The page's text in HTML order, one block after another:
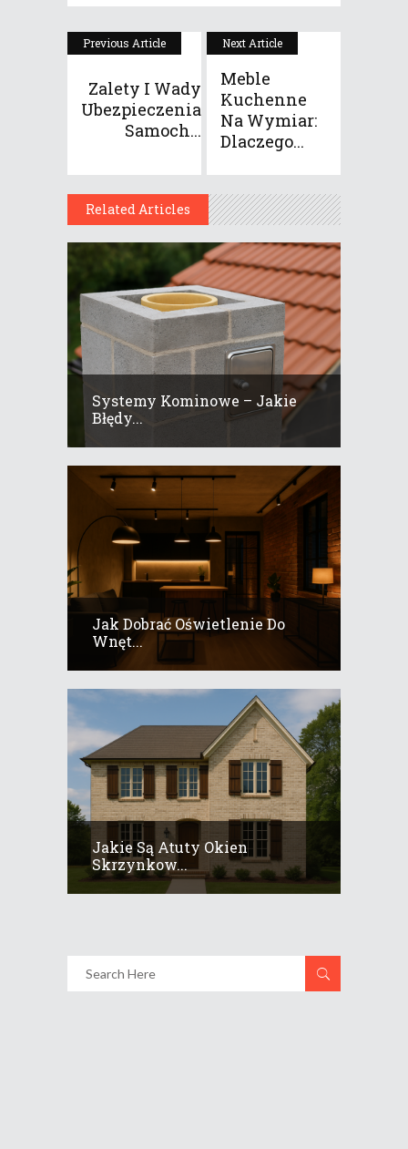
Previous Article
Zalety I Wady
Ubezpieczenia
Samoch...
Next Article
Meble
Kuchenne
Na Wymiar:
Dlaczego...
Related Articles
Systemy Kominowe – Jakie
Błędy...
Jak Dobrać Oświetlenie Do
Wnęt...
Jakie Są Atuty Okien
Skrzynkow...